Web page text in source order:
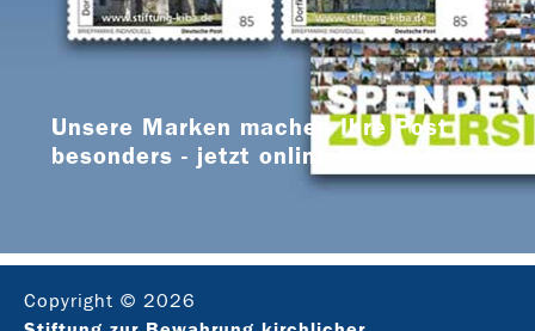
Unsere Marken machen Ihre Post
besonders - jetzt online bestellen
Copyright © 2026